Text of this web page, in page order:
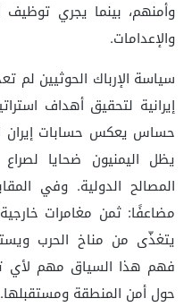
وأمنهم، بينما يجري توظيف
والإعدامات.
سياسة الإرباك الحوثيين لم
إيرانية لتحقيق أهداف
حساس يعكس حسابات إيران
يظل اليمنيون ضحايا
المصالح الدولية. وفي
مضاعفًا: ثمن مغامرات
يتغذّى من مناخ الحرب
فهم هذا السياق مهم لأي
حول أمن المنطقة ومستقبلها.